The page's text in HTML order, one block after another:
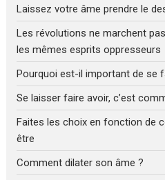
Laissez votre âme prendre le
Les révolutions ne marchent
les mêmes esprits oppresseurs
Pourquoi est-il important de se
Se laisser faire avoir, c’est
Faites les choix en fonction de
être
Comment dilater son âme ?